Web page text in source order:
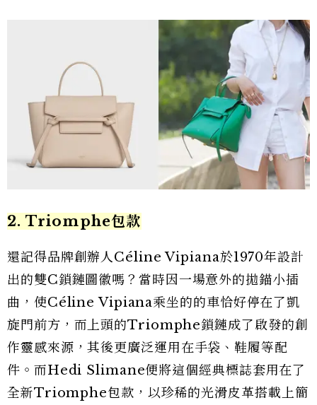
2. Triomphe包款
還記得品牌創辦人Céline Vipiana於1970年設計
出的雙C鎖鏈圖徽嗎？當時因一場意外的拋錨小插
曲，使Céline Vipiana乘坐的的車恰好停在了凱
旋門前方，而上頭的Triomphe鎖鏈成了啟發的創
作靈感來源，其後更廣泛運用在手袋、鞋履等配
件。而Hedi Slimane便將這個經典標誌套用在了
全新Triomphe包款，以珍稀的光滑皮革搭載上簡